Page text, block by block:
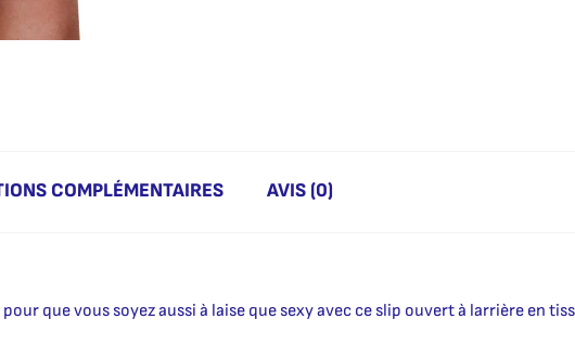
COMPLÉMENTAIRES AVIS (0)
que vous soyez aussi à laise que sexy avec ce slip ouvert à larrière en